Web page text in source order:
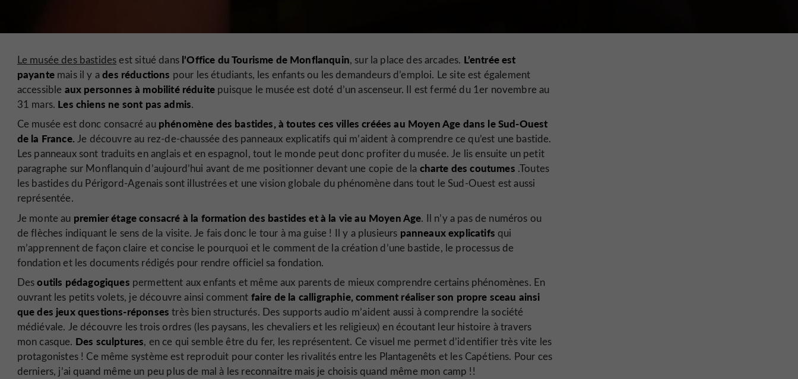
Le musée des bastidesest situé dans l’Office du Tourisme de Monflanquin, sur la place des arcades. L’entrée est
payantemais il y ades réductions pour les étudiants, les enfants ou les demandeurs d’emploi. Le site est également
accessible aux personnes à mobilité réduite puisque le musée est doté d’un ascenseur. Il est fermé du 1er novembre au
31 mars. Les chiens ne sont pas admis.
Ce musée est donc consacré au phénomène des bastides, à toutes ces villes créées au Moyen Age dans le Sud-Ouest
de la France. Je découvre au rez-de-chaussée des panneaux explicatifs qui m’aident à comprendre ce qu’est une bastide.
Les panneaux sont traduits en anglais et en espagnol, tout le monde peut donc profiter du musée. Je lis ensuite un petit
paragraphe sur Monflanquin d’aujourd’hui avant de me positionner devant une copie de la charte des coutumes .Toutes
les bastides du Périgord-Agenais sont illustrées et une vision globale du phénomène dans tout le Sud-Ouest est aussi
représentée.
Je monte au premier étage consacré à la formation des bastides et à la vie au Moyen Age. Il n’y a pas de numéros ou
de flèches indiquant le sens de la visite. Je fais donc le tour à ma guise ! Il y a plusieurs panneaux explicatifs qui
m’apprennent de façon claire et concise le pourquoi et le comment de la création d’une bastide, le processus de
fondation et les documents rédigés pour rendre officiel sa fondation.
Desoutils pédagogiques permettent aux enfants et même aux parents de mieux comprendre certains phénomènes. En
ouvrant les petits volets, je découvre ainsi comment faire de la calligraphie, comment réaliser son propre sceau ainsi
que des jeux questions-réponsestrès bien structurés. Des supports audio m’aident aussi à comprendre la société
médiévale. Je découvre les trois ordres (les paysans, les chevaliers et les religieux) en écoutant leur histoire à travers
mon casque. Des sculptures, en ce qui semble être du fer, les représentent. Ce visuel me permet d’identifier très vite les
protagonistes ! Ce même système est reproduit pour conter les rivalités entre les Plantagenêts et les Capétiens. Pour ces
derniers, j’ai quand même un peu plus de mal à les reconnaitre mais je choisis quand même mon camp !!